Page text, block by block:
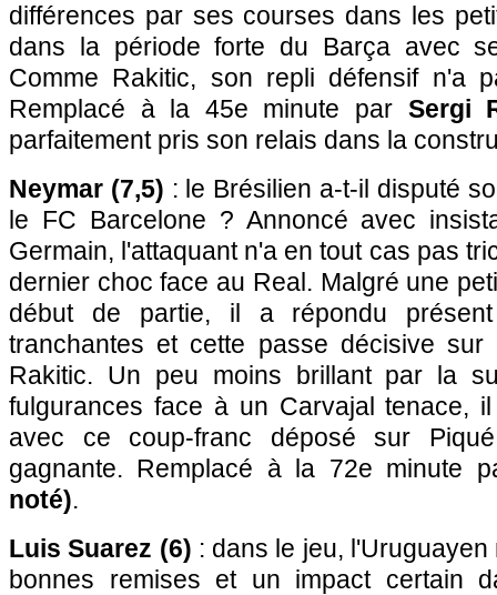
différences par ses courses dans les
dans la période forte du Barça avec
Comme Rakitic, son repli défensif n'a
Remplacé à la 45e minute par Sergi
parfaitement pris son relais dans la
Neymar (7,5) : le Brésilien a-t-il disputé
le FC Barcelone ? Annoncé avec
Germain, l'attaquant n'a en tout cas pas
dernier choc face au Real. Malgré une
début de partie, il a répondu
tranchantes et cette passe décisive
Rakitic. Un peu moins brillant par la
fulgurances face à un Carvajal tenace,
avec ce coup-franc déposé sur
gagnante. Remplacé à la 72e minute
noté).
Luis Suarez (6) : dans le jeu,
bonnes remises et un impact certain